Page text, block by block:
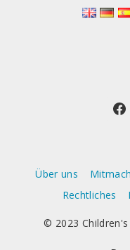
Über uns
Rechtliches
© 2023